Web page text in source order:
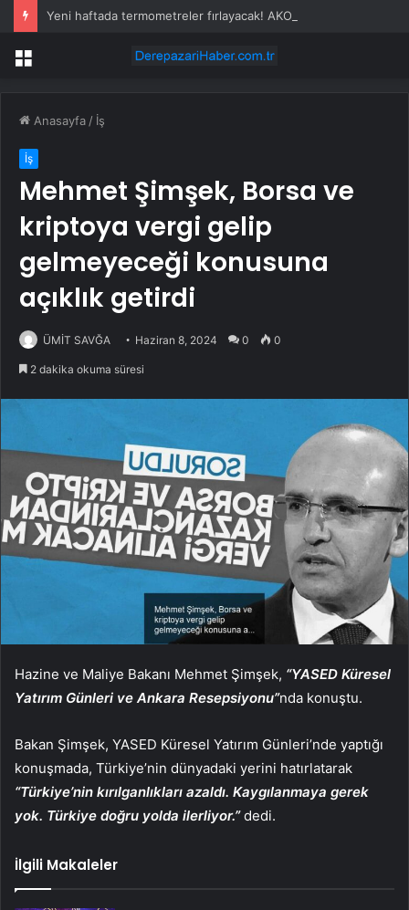
Menü
Anasayfa / İş
İş
Mehmet Şimşek, Borsa ve
kriptoya vergi gelip
gelmeyeceği konusuna
açıklık getirdi
ÜMİT SAVĞA Haziran 8, 2024 0 0
2 dakika okuma süresi
Hazine ve Maliye Bakanı Mehmet Şimşek, “YASED Küresel
Yatırım Günleri ve Ankara Resepsiyonu”nda konuştu.
Bakan Şimşek, YASED Küresel Yatırım Günleri’nde yaptığı
konuşmada, Türkiye’nin dünyadaki yerini hatırlatarak
“Türkiye’nin kırılganlıkları azaldı. Kaygılanmaya gerek
yok. Türkiye doğru yolda ilerliyor.”dedi.
İlgili Makaleler